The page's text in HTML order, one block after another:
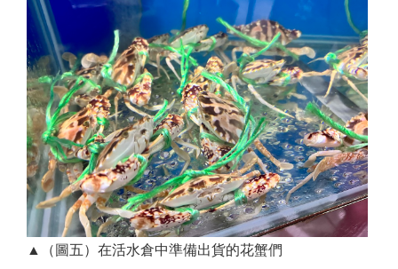
▲（圖五）在活水倉中準備出貨的花蟹們